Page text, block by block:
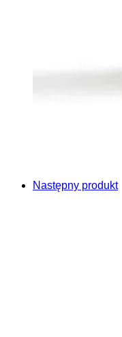
Następny produkt